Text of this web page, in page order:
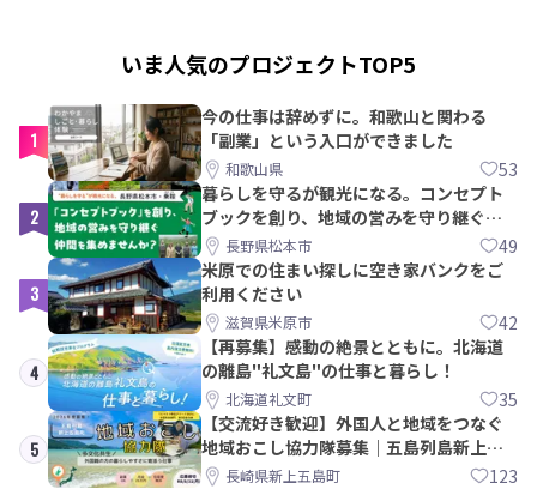
いま人気のプロジェクトTOP5
1
今の仕事は辞めずに。和歌山と関わる
「副業」という入口ができました
和歌山県 53
2
暮らしを守るが観光になる。コンセプト
ブックを創り、地域の営みを守り継ぐ仲
間を集めませんか？
長野県松本市 49
3
米原での住まい探しに空き家バンクをご
利用ください
滋賀県米原市 42
4
【再募集】感動の絶景とともに。北海道
の離島"礼文島"の仕事と暮らし！
北海道礼文町 35
5
【交流好き歓迎】外国人と地域をつなぐ
地域おこし協力隊募集｜五島列島新上五
島町長崎県新上五島町 123